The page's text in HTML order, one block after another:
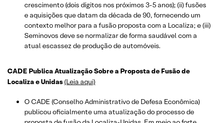
crescimento (dois dígitos nos próximos 3-5 anos); (ii) fusões
e aquisições que datam da década de 90, fornecendo um
contexto melhor para a fusão proposta com a Localiza; e (iii)
Seminovos deve se normalizar de forma saudável com a
atual escassez de produção de automóveis.
CADE Publica Atualização Sobre a Proposta de Fusão de
Localiza e Unidas(Leia aqui)
O CADE (Conselho Administrativo de Defesa Econômica)
publicou oficialmente uma atualização do processo de